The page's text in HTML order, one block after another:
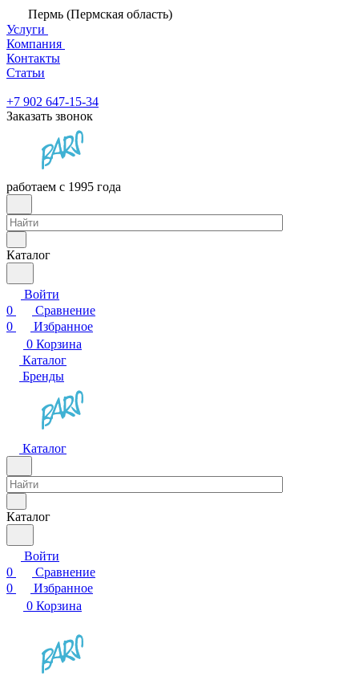
Пермь (Пермская область)
Услуги
Компания
Контакты
Статьи
+7 902 647-15-34
Заказать звонок
работаем с 1995 года
Каталог
Войти
0
Сравнение
0
Избранное
0 Корзина
Каталог
Бренды
Каталог
Каталог
Войти
0
Сравнение
0
Избранное
0 Корзина